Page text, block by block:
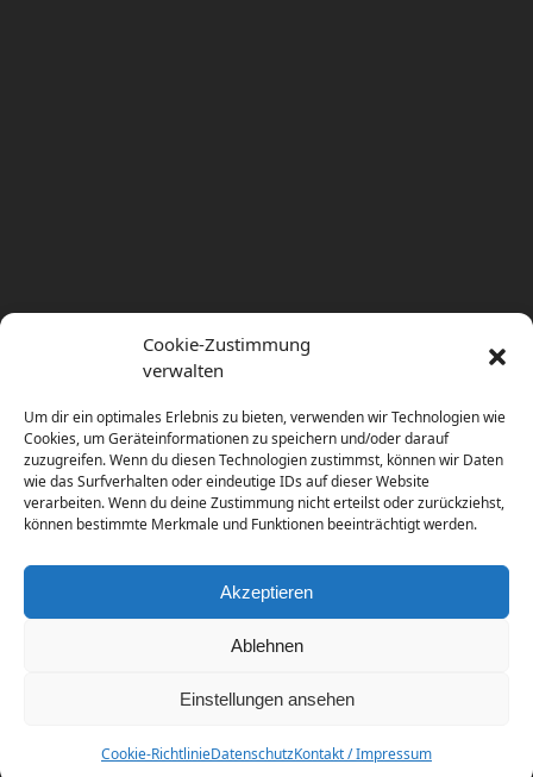
Cookie-Zustimmung
verwalten
Um dir ein optimales Erlebnis zu bieten, verwenden wir Technologien wie
Cookies, um Geräteinformationen zu speichern und/oder darauf
zuzugreifen. Wenn du diesen Technologien zustimmst, können wir Daten
wie das Surfverhalten oder eindeutige IDs auf dieser Website
verarbeiten. Wenn du deine Zustimmung nicht erteilst oder zurückziehst,
können bestimmte Merkmale und Funktionen beeinträchtigt werden.
Akzeptieren
Ablehnen
Einstellungen ansehen
Cookie-RichtlinieDatenschutzKontakt / Impressum
Reserved